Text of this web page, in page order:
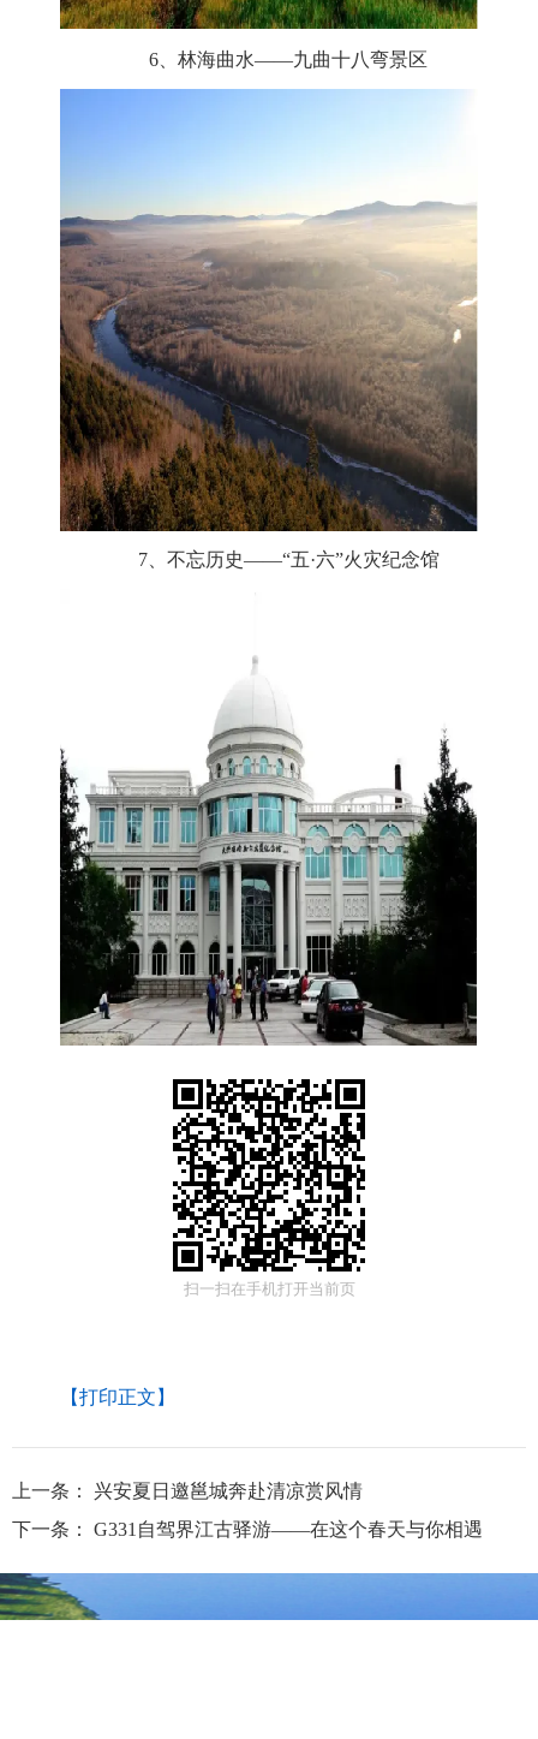
6、林海曲水——九曲十八弯景区
7、不忘历史——“五·六”火灾纪念馆
扫一扫在手机打开当前页
【打印正文】
上一条：
兴安夏日邀邕城奔赴清凉赏风情
下一条：
G331自驾界江古驿游——在这个春天与你相遇